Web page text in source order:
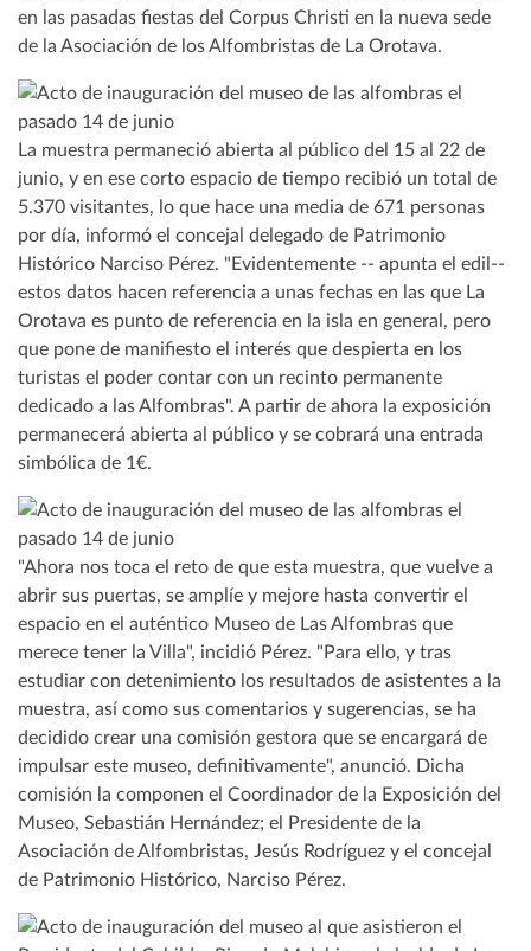
en las pasadas fiestas del Corpus Christi en la nueva sede
de la Asociación de los Alfombristas de La Orotava.
La muestra permaneció abierta al público del 15 al 22 de
junio, y en ese corto espacio de tiempo recibió un total de
5.370 visitantes, lo que hace una media de 671 personas
por día, informó el concejal delegado de Patrimonio
Histórico Narciso Pérez. "Evidentemente -- apunta el edil--
estos datos hacen referencia a unas fechas en las que La
Orotava es punto de referencia en la isla en general, pero
que pone de manifiesto el interés que despierta en los
turistas el poder contar con un recinto permanente
dedicado a las Alfombras". A partir de ahora la exposición
permanecerá abierta al público y se cobrará una entrada
simbólica de 1€.
"Ahora nos toca el reto de que esta muestra, que vuelve a
abrir sus puertas, se amplíe y mejore hasta convertir el
espacio en el auténtico Museo de Las Alfombras que
merece tener la Villa", incidió Pérez. "Para ello, y tras
estudiar con detenimiento los resultados de asistentes a la
muestra, así como sus comentarios y sugerencias, se ha
decidido crear una comisión gestora que se encargará de
impulsar este museo, definitivamente", anunció. Dicha
comisión la componen el Coordinador de la Exposición del
Museo, Sebastián Hernández; el Presidente de la
Asociación de Alfombristas, Jesús Rodríguez y el concejal
de Patrimonio Histórico, Narciso Pérez.